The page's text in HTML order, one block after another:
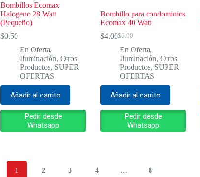
Bombillos Ecomax
Halogeno 28 Watt
(Pequeño)
$0.50
En Oferta,
Iluminación,Otros
Productos, SUPER
OFERTAS
Añadir al carrito
Pedir desde
Whatsapp
Bombillo para condominios
Ecomax 40 Watt
$6.00
El
precio
original
era:
$6.00.
$4.00El
precio
actual
es:
$4.00.
En Oferta,
Iluminación,Otros
Productos, SUPER
OFERTAS
Añadir al carrito
Pedir desde
Whatsapp
1 2 3 4 … 8